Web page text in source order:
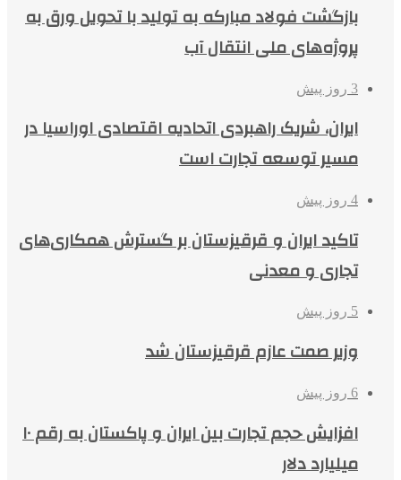
بازگشت فولاد مبارکه به تولید با تحویل ورق به
پروژه‌های ملی انتقال آب
3 روز پیش
ایران، شریک راهبردی اتحادیه اقتصادی اوراسیا در
مسیر توسعه تجارت است
4 روز پیش
تاکید ایران و قرقیزستان بر گسترش همکاری‌های
تجاری و معدنی
5 روز پیش
وزیر صمت عازم قرقیزستان شد
6 روز پیش
افزایش حجم تجارت بین ایران و پاکستان به رقم ۱۰
میلیارد دلار